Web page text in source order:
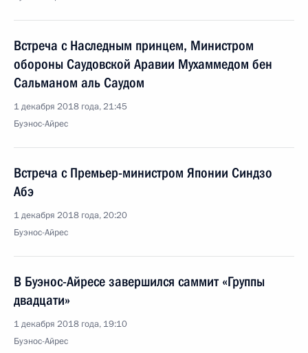
Встреча с Наследным принцем, Министром
обороны Саудовской Аравии Мухаммедом бен
Сальманом аль Саудом
1 декабря 2018 года, 21:45
Буэнос-Айрес
Встреча с Премьер-министром Японии Синдзо
Абэ
1 декабря 2018 года, 20:20
Буэнос-Айрес
В Буэнос-Айресе завершился саммит «Группы
двадцати»
1 декабря 2018 года, 19:10
Буэнос-Айрес